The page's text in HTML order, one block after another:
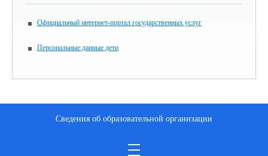
Официальный интернет-портал государственных услуг
Персональные данные дети
Сведения об образовательной организации